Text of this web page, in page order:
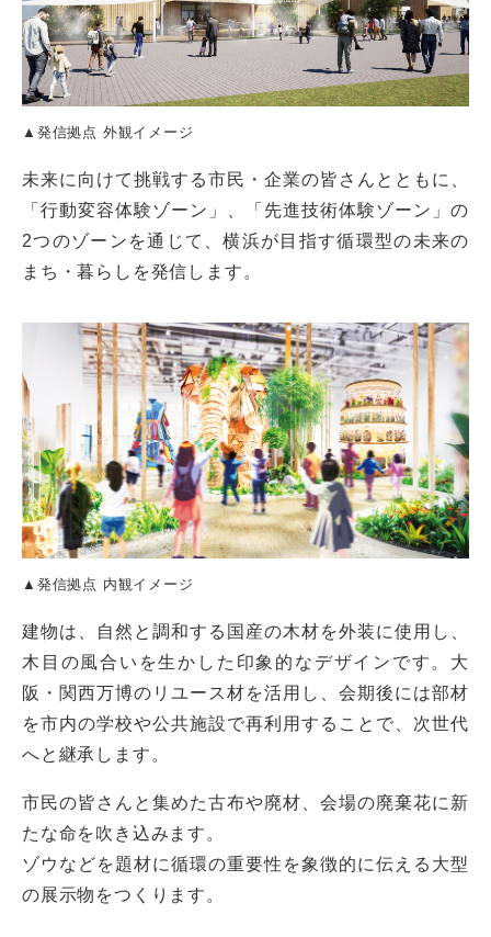
▲発信拠点 外観イメージ
未来に向けて挑戦する市民・企業の皆さんとともに、
「行動変容体験ゾーン」、「先進技術体験ゾーン」の
2つのゾーンを通じて、横浜が目指す循環型の未来の
まち・暮らしを発信します。
▲発信拠点 内観イメージ
建物は、自然と調和する国産の木材を外装に使用し、
木目の風合いを生かした印象的なデザインです。大
阪・関西万博のリユース材を活用し、会期後には部材
を市内の学校や公共施設で再利用することで、次世代
へと継承します。
市民の皆さんと集めた古布や廃材、会場の廃棄花に新
たな命を吹き込みます。
ゾウなどを題材に循環の重要性を象徴的に伝える大型
の展示物をつくります。